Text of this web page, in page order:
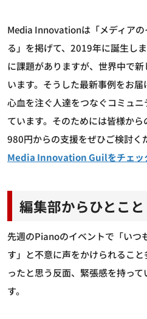
Media Innovationは「メディア
る」を掲げて、2019年に誕生し
に課題がありますが、世界中で
います。そうした最新事例をお
心血を注ぐ人達をつなぐコミュニ
ています。そのためには皆様か
980円からの支援をぜひご検討く
Media Innovation Guilをチェッ
編集部からひとこと
先週のPianoのイベントで「いつ
す」と不意に声をかけられるこ
ったと思う反面、緊張感を持っ
す。